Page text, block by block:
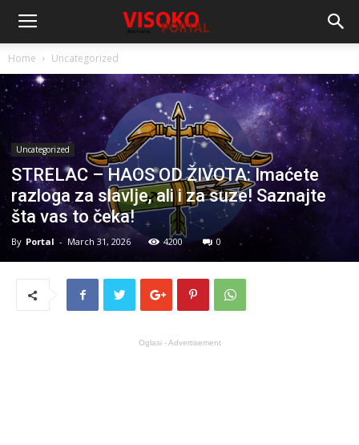
Home Uncategorized
Uncategorized
STRELAC – HAOS OD ŽIVOTA: Imaćete
razloga za slavlje, ali i za suze! Saznajte
šta vas to čeka!
By Portal - March 31, 2026 4200 0
Oglasi - Advertisement